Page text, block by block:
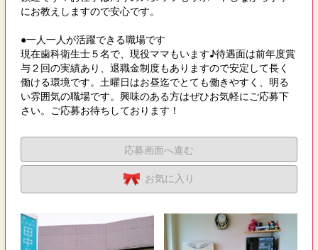
にお教えしますので安心です。
●一人一人が活躍できる職場です
現在歯科衛生士５名で、現役ママもいます♪待遇面は前年度賞
与２回の実績あり、退職金制度もありますので安定して長く
働ける環境です。土曜日はお昼迄でとても働きやすく、明る
い雰囲気の職場です。興味のある方はぜひお気軽にご応募下
さい。ご応募お待ちしております！
応募画面へ進む
お気に入り